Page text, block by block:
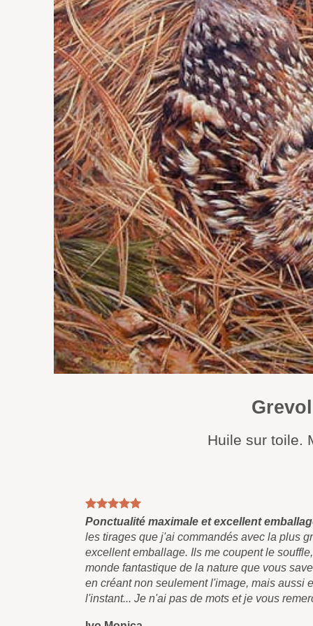
Huile sur toile.
Ponctualité maximale et excellent
les tirages que j'ai commandés avec la plus
excellent emballage. Ils me coupent le
monde fantastique de la nature que vous
en créant non seulement l'image, mais aussi
l'instant... Je n'ai pas de mots et je vous